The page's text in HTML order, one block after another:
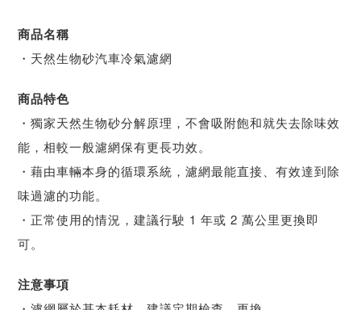
商品名稱
・天然生物砂汽車冷氣濾網
商品特色
・獨家天然生物砂分解原理，不會吸附飽和就失去除味效
能，相較一般濾網保有更長功效。
・藉由車輛本身的循環系統，濾網最能直接、有效達到除
味過濾的功能。
・正常使用的情況，建議行駛 1 年或 2 萬公里更換即
可。
注意事項